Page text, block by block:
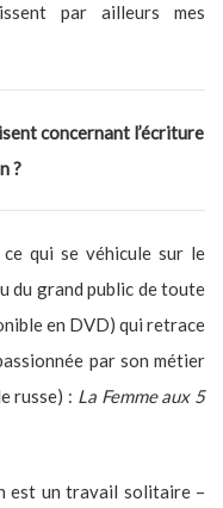
par ailleurs mes
concernant l’écriture
?
qui se véhicule sur le
du grand public de toute
en DVD) qui retrace
par son métier
russe) : La Femme aux 5
est un travail solitaire –